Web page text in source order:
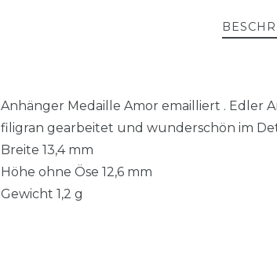
Anhänger Medaille Amor emailliert . Edler
filigran gearbeitet und wunderschön im
Breite 13,4 mm
Höhe ohne Öse 12,6 mm
Gewicht 1,2 g